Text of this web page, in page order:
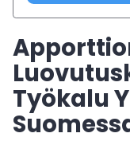
Työkalu